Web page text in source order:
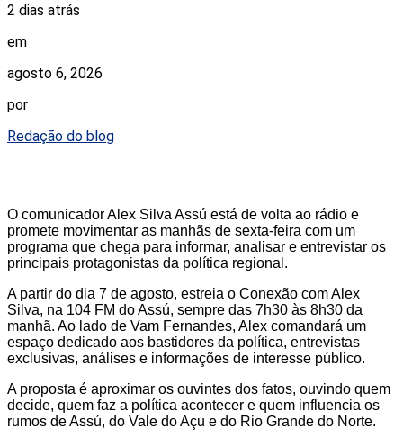
2 dias atrás
em
agosto 6, 2026
por
Redação do blog
O comunicador Alex Silva Assú está de volta ao rádio e
promete movimentar as manhãs de sexta-feira com um
programa que chega para informar, analisar e entrevistar os
principais protagonistas da política regional.
A partir do dia 7 de agosto, estreia o Conexão com Alex
Silva, na 104 FM do Assú, sempre das 7h30 às 8h30 da
manhã. Ao lado de Vam Fernandes, Alex comandará um
espaço dedicado aos bastidores da política, entrevistas
exclusivas, análises e informações de interesse público.
A proposta é aproximar os ouvintes dos fatos, ouvindo quem
decide, quem faz a política acontecer e quem influencia os
rumos de Assú, do Vale do Açu e do Rio Grande do Norte.